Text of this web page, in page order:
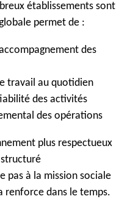
établissements sont
permet de :
des
travail au quotidien
des activités
des opérations
plus respectueux
pas à la mission sociale
renforce dans le temps.